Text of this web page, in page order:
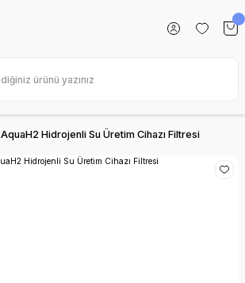
AquaH2 Hidrojenli Su Üretim Cihazı Filtresi